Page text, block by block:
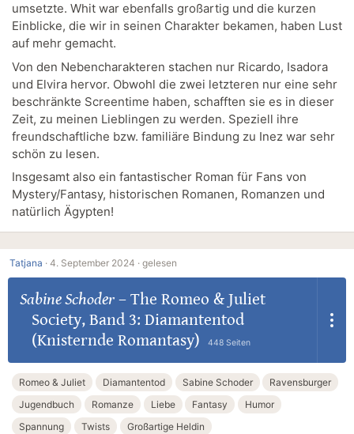
umsetzte. Whit war ebenfalls großartig und die kurzen
Einblicke, die wir in seinen Charakter bekamen, haben Lust
auf mehr gemacht.
Von den Nebencharakteren stachen nur Ricardo, Isadora
und Elvira hervor. Obwohl die zwei letzteren nur eine sehr
beschränkte Screentime haben, schafften sie es in dieser
Zeit, zu meinen Lieblingen zu werden. Speziell ihre
freundschaftliche bzw. familiäre Bindung zu Inez war sehr
schön zu lesen.
Insgesamt also ein fantastischer Roman für Fans von
Mystery/Fantasy, historischen Romanen, Romanzen und
natürlich Ägypten!
Tatjana · 4. September 2024 · gelesen
Sabine Schoder– The Romeo & Juliet
Society, Band 3: Diamantentod
(Knisternde Romantasy)
448 Seiten
Romeo & Juliet Diamantentod Sabine Schoder
Ravensburger
Jugendbuch
Romanze Liebe Fantasy
Humor
Spannung
Twists Großartige Heldin